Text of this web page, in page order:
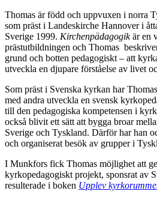
Thomas är född och uppvuxen i norra
som präst i Landeskirche Hannover i
Sverige 1999. Kirchenpädagogik är en
prästutbildningen och Thomas
grund och botten pedagogiskt – att
utveckla en djupare förståelse av livet
Som präst i Svenska kyrkan har
med andra utveckla en svensk
till den pedagogiska kompetensen i
också blivit ett sätt att bygga broar
Sverige och Tyskland. Därför har han
och organiserat besök av grupper i
I Munkfors fick Thomas möjlighet att
kyrkopedagogiskt projekt, sponsrat av
resulterade i boken Upplev